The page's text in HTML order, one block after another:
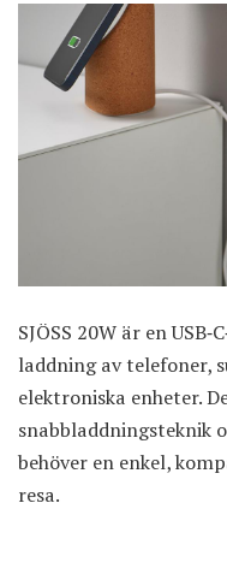
SJÖSS 20W är en
laddning av telefoner,
elektroniska enheter.
snabbladdningsteknik
behöver en enkel,
resa.